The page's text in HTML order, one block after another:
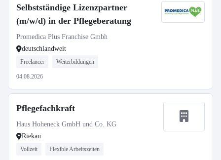
Selbstständige Lizenzpartner
(m/w/d) in der Pflegeberatung
Promedica Plus Franchise Gmbh
deutschlandweit
Freelancer Weiterbildungen
04.08.2026
Pflegefachkraft
Haus Hoheneck GmbH und Co. KG
Riekau
Vollzeit Flexible Arbeitszeiten